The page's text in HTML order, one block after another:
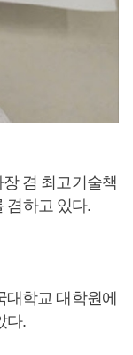
겸 최고기술책
겸하고 있다.
학교 대학원에
다.